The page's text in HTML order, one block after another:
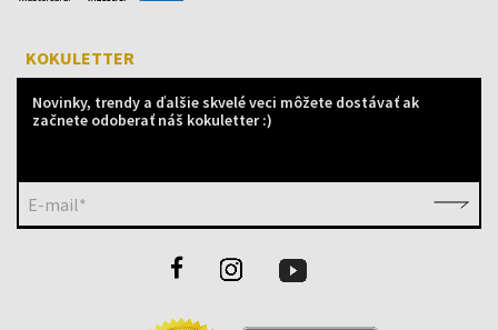
KOKULETTER
Novinky, trendy a ďalšie skvelé veci môžete dostávať ak
začnete odoberať náš kokuletter :)
E-mail*